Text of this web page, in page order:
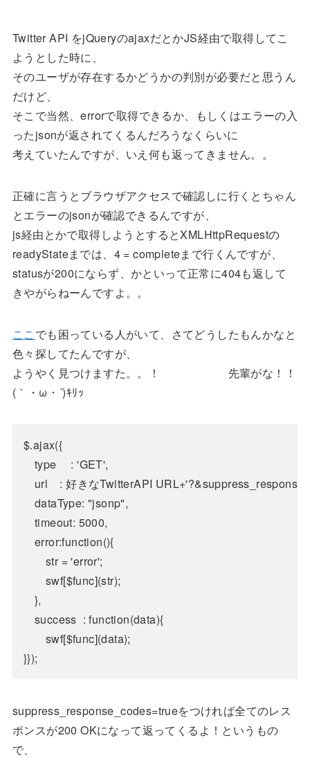
Twitter API をjQueryのajaxだとかJS経由で取得してこ
ようとした時に、
そのユーザが存在するかどうかの判別が必要だと思うん
だけど、
そこで当然、errorで取得できるか、もしくはエラーの入
ったjsonが返されてくるんだろうなくらいに
考えていたんですが、いえ何も返ってきません。。
正確に言うとブラウザアクセスで確認しに行くとちゃん
とエラーのjsonが確認できるんですが、
js経由とかで取得しようとするとXMLHttpRequestの
readyStateまでは、4 = completeまで行くんですが、
statusが200にならず、かといって正常に404も返して
きやがらねーんですよ。。
ここ でも困っている人がいて、さてどうしたもんかなと
色々探してたんですが、
ようやく見つけますた。。！ 先輩がな！！
(｀・ω・´)ｷﾘｯ
$.ajax({
suppress_response_codes=trueをつければ全てのレス
ポンスが200 OKになって返ってくるよ！というもの
で、